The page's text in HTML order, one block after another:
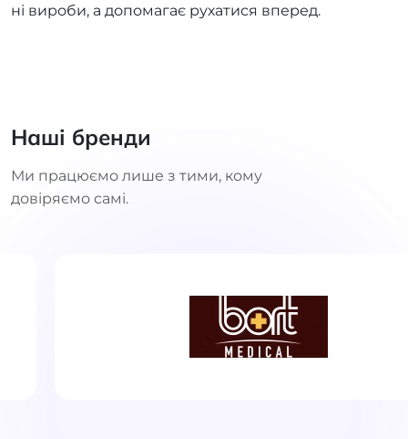
ні вироби, а допомагає рухатися вперед.
Наші бренди
Ми працюємо лише з тими, кому
довіряємо самі.